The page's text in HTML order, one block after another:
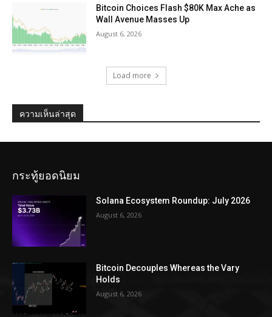
Bitcoin Choices Flash $80K Max Ache as
Wall Avenue Masses Up
August 6, 2026
Load more
ความเห็นล่าสุด
กระทู้ยอดนิยม
Solana Ecosystem Roundup: July 2026
August 6, 2026
Bitcoin Decouples Whereas the Vary
Holds
August 6, 2026